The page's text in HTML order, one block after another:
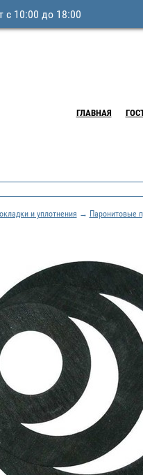
с 10:00 до 18:00
ГЛАВНАЯ
и уплотнения → Паронитовые